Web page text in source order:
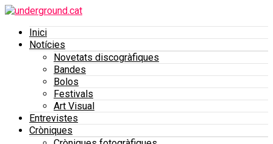
Inici
Notícies
Novetats discogràfiques
Bandes
Bolos
Festivals
Art Visual
Entrevistes
Cròniques